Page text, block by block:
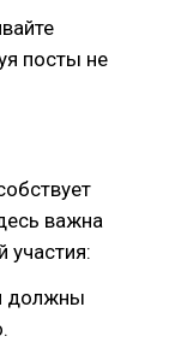
посты не
важна
участия:
должны